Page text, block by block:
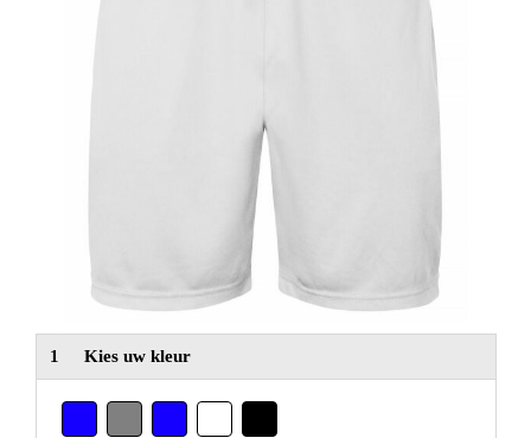
1 Kies uw kleur